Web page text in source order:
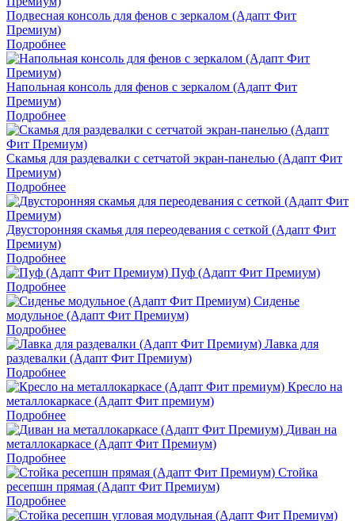
Подвесная консоль для фенов с зеркалом (Адапт Фит
Премиум)
Подробнее
Напольная консоль для фенов с зеркалом (Адапт Фит
Премиум)
Подробнее
Скамья для раздевалки с сетчатой экран-панелью (Адапт Фит
Премиум)
Подробнее
Двусторонняя скамья для переодевания с сеткой (Адапт Фит
Премиум)
Подробнее
Пуф (Адапт Фит Премиум)
Подробнее
Сиденье
модульное (Адапт Фит Премиум)
Подробнее
Лавка для
раздевалки (Адапт Фит Премиум)
Подробнее
Кресло на
металлокаркасе (Адапт Фит премиум)
Подробнее
Диван на
металлокаркасе (Адапт Фит Премиум)
Подробнее
Стойка
ресепшн прямая (Адапт Фит Премиум)
Подробнее